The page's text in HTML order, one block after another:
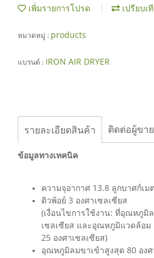
เพิ่มรายการโปรด เปรียบเ
หมวดหมู่ : products
แบรนด์ : IRON AIR DRYER
รายละเอียดสินค้า ติดต่อผู้ขาย
ข้อมูลทางเทคนิค
ความจุอากาศ 13.8 ลูกบาศก์เ
ดิวพ้อย์ 3 องศาเซลเซียส
(เงื่อนไขการใช้งาน: ที่อุณหภูมิ
เซลเซียส และอุณหภูมิแวดล้อม
25 องศาเซลเซียส)
อุณหภูมิลมขาเข้าสูงสุด 80 องศ